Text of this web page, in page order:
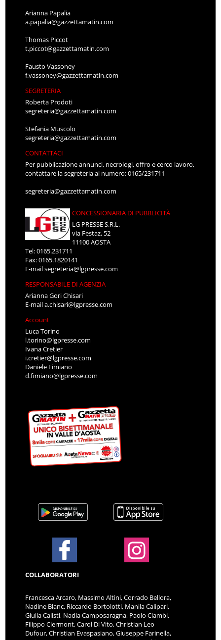
Arianna Papalia
a.papalia@gazzettamatin.com
Thomas Piccot
t.piccot@gazzettamatin.com
Fausto Vassoney
f.vassoney@gazzettamatin.com
SEGRETERIA
Roberta Prodoti
segreteria@gazzettamatin.com
Stefania Muscolo
segreteria@gazzettamatin.com
CONTATTACI
Per pubblicazione annunci, necrologi, offro e cerco lavoro,
contattare la segreteria al numero: 0165/231711
segreteria@gazzettamatin.com
CONCESSIONARIA DI PUBBLICITÀ
LG PRESSE S.R.L.
via Festaz, 52
11100 AOSTA
Tel: 0165.231711
Fax: 0165.1820141
E-mailsegreteria@lgpresse.com
RESPONSABILE DI AGENZIA
Arianna Gori Chisari
E-maila.chisari@lgpresse.com
Account
Luca Torino
l.torino@lgpresse.com
Ivana Cretier
i.cretier@lgpresse.com
Daniele Fimiano
d.fimiano@lgpresse.com
COLLABORATORI
Francesca Arcaro, Massimo Altini, Corrado Bellora,
Nadine Blanc, Riccardo Bortolotti, Manila Calipari,
Giulia Calisti, Nadia Camposaragna, Paolo Ciambi,
Filippo Clermont, Carol Di Vito, Christian Leo
Dufour, Christian Evaspasiano, Giuseppe Farinella,